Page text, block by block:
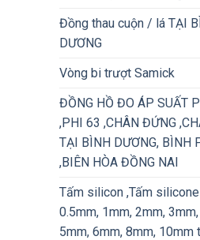
Đồng thau cuộn / lá TẠI
DƯƠNG
Vòng bi trượt Samick
ĐỒNG HỒ ĐO ÁP SUẤT
,PHI 63 ,CHÂN ĐỨNG
TẠI BÌNH DƯƠNG, BÌNH
,BIÊN HÒA ĐỒNG NAI
Tấm silicon ,Tấm
0.5mm, 1mm, 2mm,
5mm, 6mm, 8mm, 10mm